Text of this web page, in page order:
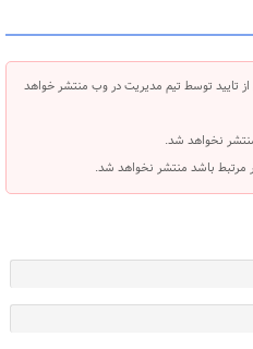
تایید توسط تیم مدیریت در وب منتشر خواهد
نخواهد شد.
مرتبط باشد منتشر نخواهد شد.